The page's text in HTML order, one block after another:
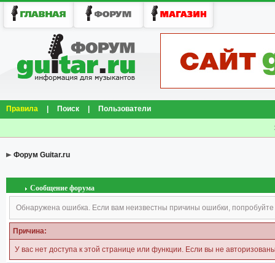
Правила Поиск Пользователи
Форум Guitar.ru
Сообщение форума
Обнаружена ошибка. Если вам неизвестны причины ошибки, попробуйте
Причина:
У вас нет доступа к этой странице или функции. Если вы не